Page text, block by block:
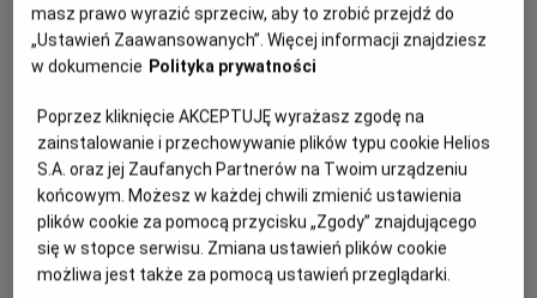
Bełchatów-
Helios
Helios Alfa
Białystok-
Helios Biała
Białystok-
Helios Jurowiecka
Bielsko-Biała-
Helios
Bydgoszcz-Helios
Dąbrowa Górnicza-
Helios
Gdańsk-
Helios Forum
Gdańsk-
Helios Metropolia
Gdynia-Helios
masz prawo wyrazić sprzeciw, aby to zrobić przejdź do
„Ustawień Zaawansowanych”. Więcej informacji znajdziesz
w dokumencie Polityka prywatności
Poprzez kliknięcie AKCEPTUJĘ wyrażasz zgodę na
zainstalowanie i przechowywanie plików typu cookie Helios
S.A. oraz jej Zaufanych Partnerów na Twoim urządzeniu
końcowym. Możesz w każdej chwili zmienić ustawienia
plików cookie za pomocą przycisku „Zgody” znajdującego
się w stopce serwisu. Zmiana ustawień plików cookie
możliwa jest także za pomocą ustawień przeglądarki.